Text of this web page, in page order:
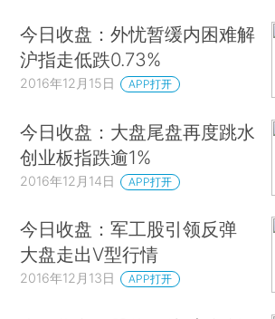
今日收盘：外忧暂缓内困难解
沪指走低跌0.73%
2016年12月15日 APP打开
今日收盘：大盘尾盘再度跳水
创业板指跌逾1%
2016年12月14日 APP打开
今日收盘：军工股引领反弹
大盘走出V型行情
2016年12月13日 APP打开